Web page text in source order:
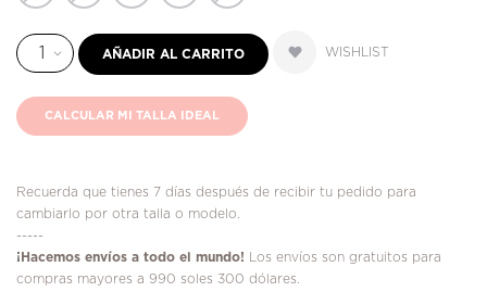
AÑADIR AL CARRITO WISHLIST
CALCULAR MI TALLA IDEAL
Recuerda que tienes 7 días después de recibir tu pedido para
cambiarlo por otra talla o modelo.
-----
¡ Hacemos envíos a todo el mundo! Los envíos son gratuitos para
compras mayores a 990 soles 300 dólares.